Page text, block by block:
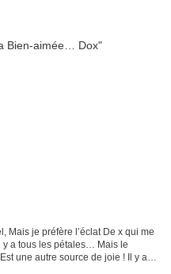
je préfère l’éclat De x qui me
y a tous les pétales… Mais le
une autre source de joie ! Il y a